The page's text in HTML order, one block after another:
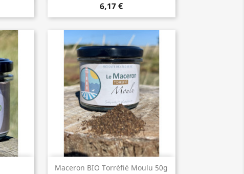
6,17 €
Maceron BIO Torréfié Moulu 50g
Aperçu rapide